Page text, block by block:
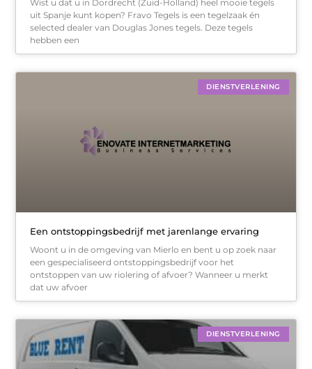
Wist u dat u in Dordrecht (Zuid-Holland) heel mooie tegels
uit Spanje kunt kopen? Fravo Tegels is een tegelzaak én
selected dealer van Douglas Jones tegels. Deze tegels
hebben een
DIENSTVERLENING
Een ontstoppingsbedrijf met jarenlange ervaring
Woont u in de omgeving van Mierlo en bent u op zoek naar
een gespecialiseerd ontstoppingsbedrijf voor het
ontstoppen van uw riolering of afvoer? Wanneer u merkt
dat uw afvoer
DIENSTVERLENING